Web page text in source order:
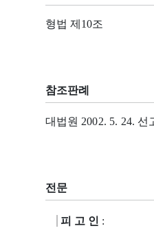
형법 제10조
참조판례
대법원 2002. 5. 24. 선
전문
피 고 인 :